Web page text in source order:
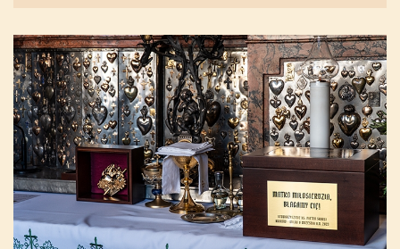
nadziei w XXI wieku